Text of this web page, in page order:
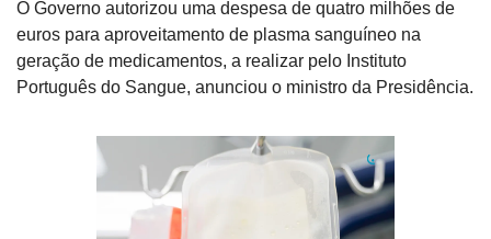
O Governo autorizou uma despesa de quatro milhões de
euros para aproveitamento de plasma sanguíneo na
geração de medicamentos, a realizar pelo Instituto
Português do Sangue, anunciou o ministro da Presidência.